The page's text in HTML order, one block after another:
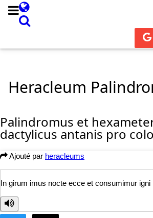
Heracleum
Palindromus et
dactylicus antanis pro
Ajouté par heracleums
In girum imus nocte ecce et consumimur igni